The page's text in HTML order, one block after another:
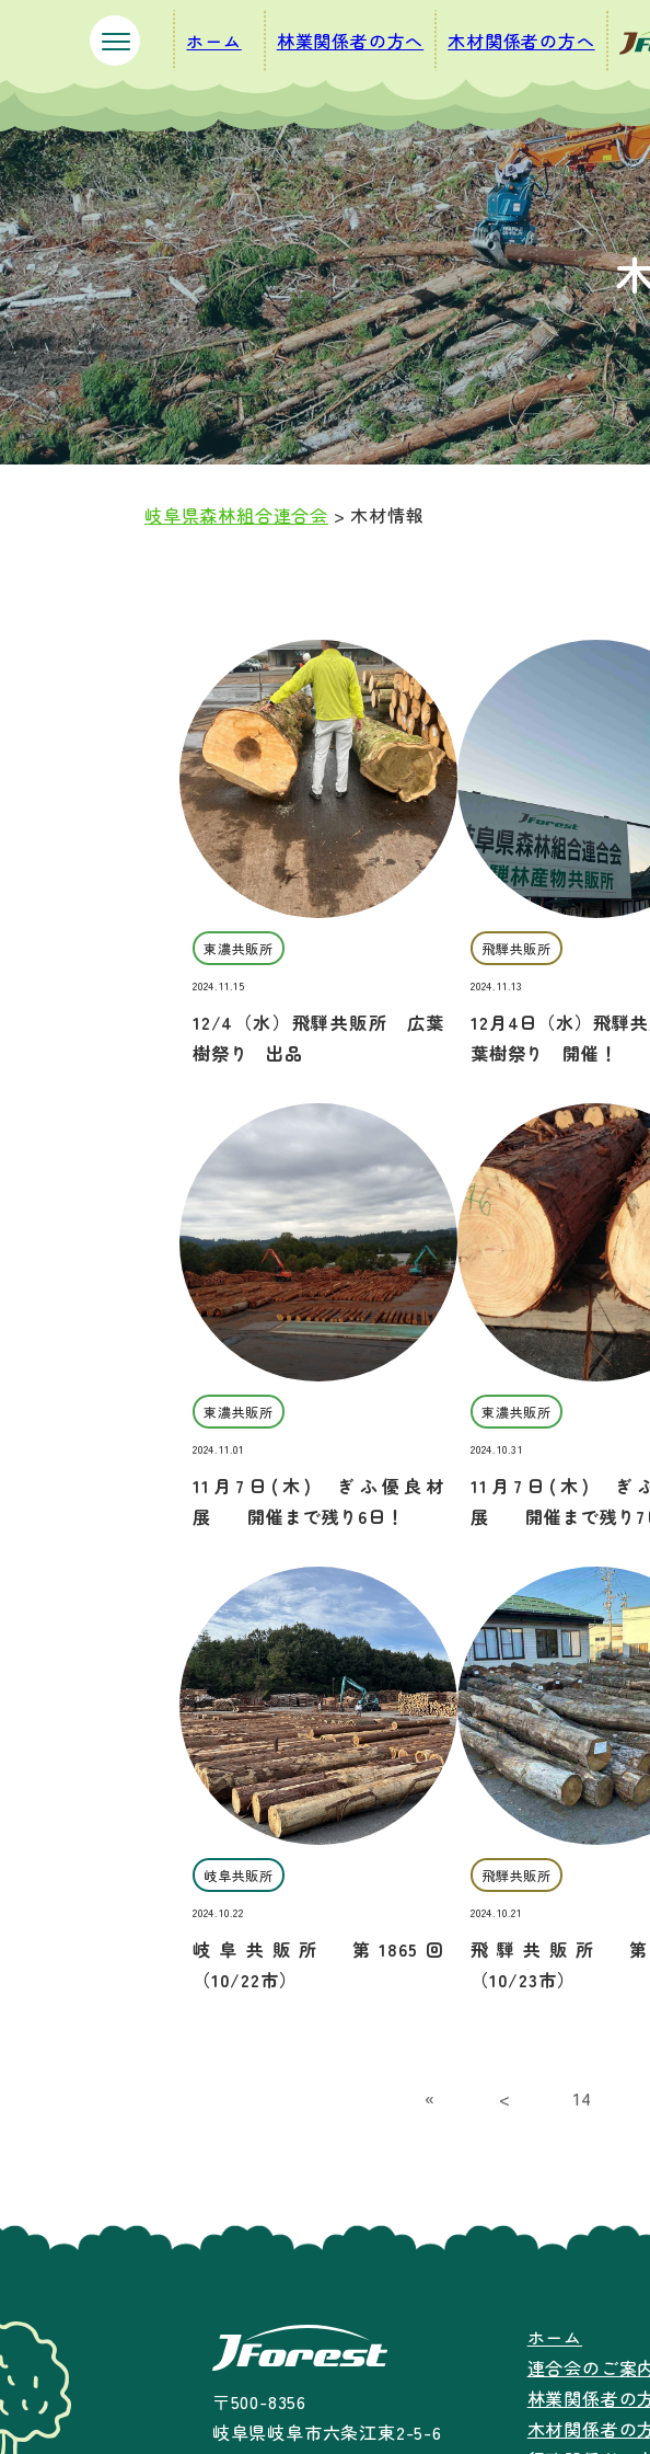
ジ
の
先
頭
で
す
。
ュ
ー
を
飛
ば
し
て
本
文
へ
ホーム 林業関係者の方へ 木材関係者の方へ
岐阜県森林組合連合会 >木材情報
東濃共販所
2024.11.15
12/4（水）飛騨共販所 広葉
樹祭り 出品
飛騨共販所
2024.11.13
12月4日（水）飛騨
葉樹祭り 開催！
東濃共販所
2024.11.01
11月7日(木) ぎふ優良材
展 開催まで残り6日！
東濃共販所
2024.10.31
11月7日(木) ぎ
展 開催まで残り7
岐阜共販所
2024.10.22
岐阜共販所 第1865回
（10/22市）
飛騨共販所
2024.10.21
飛騨共販所 第
（10/23市）
« < 14
〒500-8356
岐阜県岐阜市六条江東2-5-6
ホーム
連合会のご案
林業関係者の
木材関係者の